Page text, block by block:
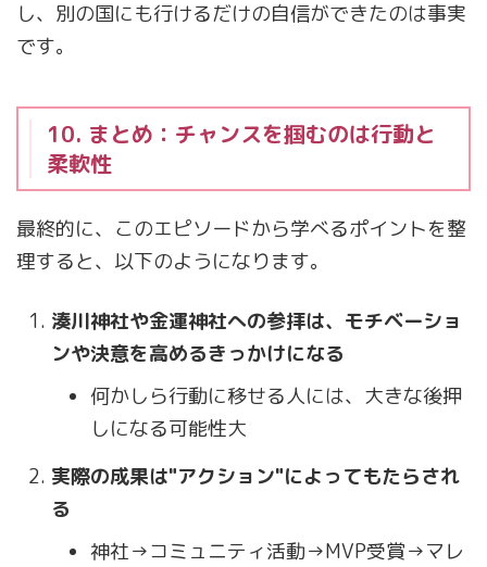
し、別の国にも行けるだけの自信ができたのは事実
です。
10. まとめ：チャンスを掴むのは行動と
柔軟性
最終的に、このエピソードから学べるポイントを整
理すると、以下のようになります。
湊川神社や金運神社への参拝は、モチベーショ
ンや決意を高めるきっかけになる
何かしら行動に移せる人には、大きな後押
しになる可能性大
実際の成果は"アクション"によってもたらされ
る
神社→コミュニティ活動→MVP受賞→マレ